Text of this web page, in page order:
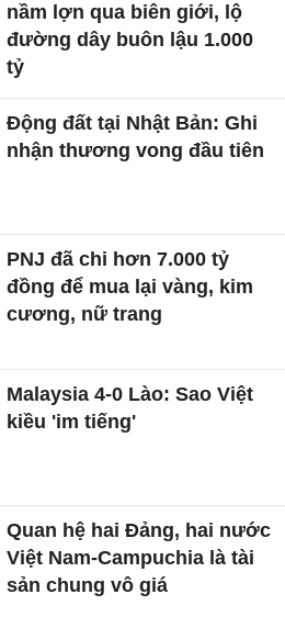
nầm lợn qua biên giới, lộ
đường dây buôn lậu 1.000
tỷ
Động đất tại Nhật Bản: Ghi
nhận thương vong đầu tiên
PNJ đã chi hơn 7.000 tỷ
đồng để mua lại vàng, kim
cương, nữ trang
Malaysia 4-0 Lào: Sao Việt
kiều 'im tiếng'
Quan hệ hai Đảng, hai nước
Việt Nam-Campuchia là tài
sản chung vô giá ​